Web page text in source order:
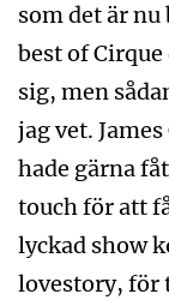
som det är
best of
sig, men
jag vet.
hade gärna
touch för att
lyckad show
lovestory, för